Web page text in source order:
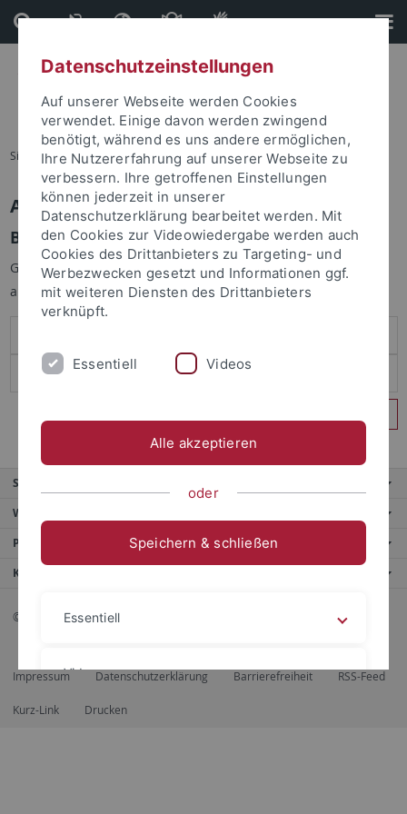
Direkt
zum
Inhalt
Direkt
zur
Fußleiste
Sie sind hier: Startseite
Anmelden
Benutzeranmeldung
Geben Sie Ihren Benutzernamen und Ihr Passwort an um sich
anzumelden:
Service
Weitere Angebote
Portale
Kontaktinfo
© 2026 Eberhard Karls Universität Tübingen, Tübingen
Impressum Datenschutzerklärung Barrierefreiheit RSS-Feed
Kurz-Link Drucken
Datenschutzeinstellungen
Auf unserer Webseite werden Cookies
verwendet. Einige davon werden zwingend
benötigt, während es uns andere ermöglichen,
Ihre Nutzererfahrung auf unserer Webseite zu
verbessern. Ihre getroffenen Einstellungen
können jederzeit in unserer
Datenschutzerklärung bearbeitet werden. Mit
den Cookies zur Videowiedergabe werden auch
Cookies des Drittanbieters zu Targeting- und
Werbezwecken gesetzt und Informationen ggf.
mit weiteren Diensten des Drittanbieters
verknüpft.
Essentiell Videos
Alle akzeptieren
oder
Speichern & schließen
Essentiell
Videos